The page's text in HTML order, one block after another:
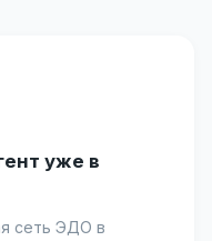
уже в
сеть ЭДО в